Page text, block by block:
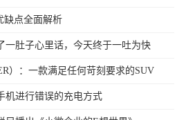
缺点全面解析
一肚子心里话，今天终于一吐为快
）：一款满足任何苛刻要求的SUV
机进行错误的充电方式